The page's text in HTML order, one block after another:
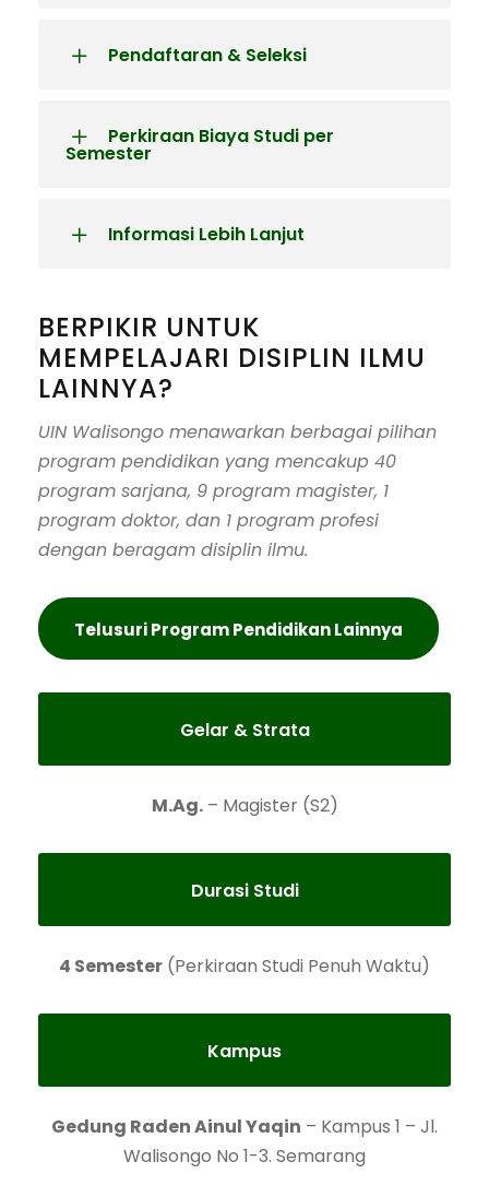
Pendaftaran & Seleksi
Perkiraan Biaya Studi per
Semester
Informasi Lebih Lanjut
BERPIKIR UNTUK
MEMPELAJARI DISIPLIN ILMU
LAINNYA?
UIN Walisongo menawarkan berbagai pilihan
program pendidikan yang mencakup 40
program sarjana, 9 program magister, 1
program doktor, dan 1 program profesi
dengan beragam disiplin ilmu.
Telusuri Program Pendidikan Lainnya
Gelar & Strata
M.Ag.– Magister (S2)
Durasi Studi
4 Semester (Perkiraan Studi Penuh Waktu)
Kampus
Gedung Raden Ainul Yaqin – Kampus 1 – Jl.
Walisongo No 1-3. Semarang